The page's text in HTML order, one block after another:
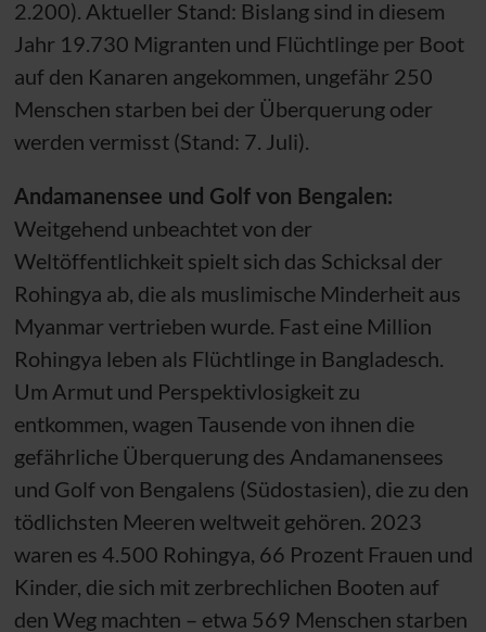
2.200). Aktueller Stand: Bislang sind in diesem
Jahr 19.730 Migranten und Flüchtlinge per Boot
auf den Kanaren angekommen, ungefähr 250
Menschen starben bei der Überquerung oder
werden vermisst (Stand: 7. Juli).
Andamanensee und Golf von Bengalen:
Weitgehend unbeachtet von der
Weltöffentlichkeit spielt sich das Schicksal der
Rohingya ab, die als muslimische Minderheit aus
Myanmar vertrieben wurde. Fast eine Million
Rohingya leben als Flüchtlinge in Bangladesch.
Um Armut und Perspektivlosigkeit zu
entkommen, wagen Tausende von ihnen die
gefährliche Überquerung des Andamanensees
und Golf von Bengalens (Südostasien), die zu den
tödlichsten Meeren weltweit gehören. 2023
waren es 4.500 Rohingya, 66 Prozent Frauen und
Kinder, die sich mit zerbrechlichen Booten auf
den Weg machten – etwa 569 Menschen starben